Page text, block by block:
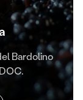
Bardolino